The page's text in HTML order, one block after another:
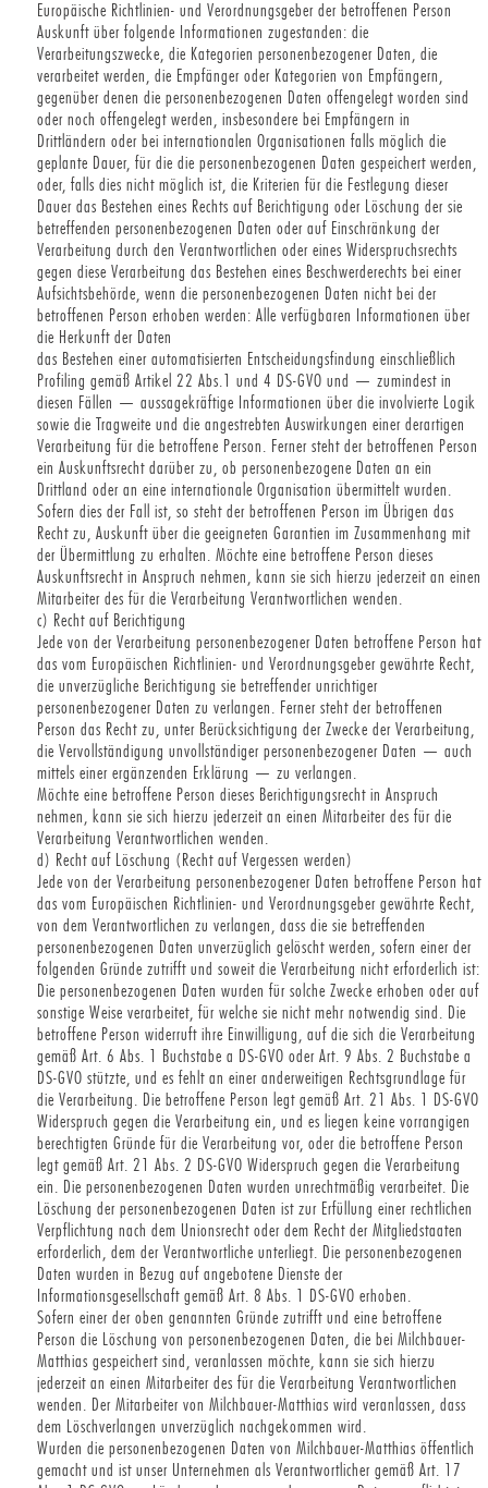
Europäische Richtlinien- und Verordnungsgeber der betroffenen Person
Auskunft über folgende Informationen zugestanden: die
Verarbeitungszwecke, die Kategorien personenbezogener Daten, die
verarbeitet werden, die Empfänger oder Kategorien von Empfängern,
gegenüber denen die personenbezogenen Daten offengelegt worden sind
oder noch offengelegt werden, insbesondere bei Empfängern in
Drittländern oder bei internationalen Organisationen falls möglich die
geplante Dauer, für die die personenbezogenen Daten gespeichert werden,
oder, falls dies nicht möglich ist, die Kriterien für die Festlegung dieser
Dauer das Bestehen eines Rechts auf Berichtigung oder Löschung der sie
betreffenden personenbezogenen Daten oder auf Einschränkung der
Verarbeitung durch den Verantwortlichen oder eines Widerspruchsrechts
gegen diese Verarbeitung das Bestehen eines Beschwerderechts bei einer
Aufsichtsbehörde, wenn die personenbezogenen Daten nicht bei der
betroffenen Person erhoben werden: Alle verfügbaren Informationen über
die Herkunft der Daten
das Bestehen einer automatisierten Entscheidungsfindung einschließlich
Profiling gemäß Artikel 22 Abs.1 und 4 DS-GVO und — zumindest in
diesen Fällen — aussagekräftige Informationen über die involvierte Logik
sowie die Tragweite und die angestrebten Auswirkungen einer derartigen
Verarbeitung für die betroffene Person. Ferner steht der betroffenen Person
ein Auskunftsrecht darüber zu, ob personenbezogene Daten an ein
Drittland oder an eine internationale Organisation übermittelt wurden.
Sofern dies der Fall ist, so steht der betroffenen Person im Übrigen das
Recht zu, Auskunft über die geeigneten Garantien im Zusammenhang mit
der Übermittlung zu erhalten. Möchte eine betroffene Person dieses
Auskunftsrecht in Anspruch nehmen, kann sie sich hierzu jederzeit an einen
Mitarbeiter des für die Verarbeitung Verantwortlichen wenden.
c) Recht auf Berichtigung
Jede von der Verarbeitung personenbezogener Daten betroffene Person hat
das vom Europäischen Richtlinien- und Verordnungsgeber gewährte Recht,
die unverzügliche Berichtigung sie betreffender unrichtiger
personenbezogener Daten zu verlangen. Ferner steht der betroffenen
Person das Recht zu, unter Berücksichtigung der Zwecke der Verarbeitung,
die Vervollständigung unvollständiger personenbezogener Daten — auch
mittels einer ergänzenden Erklärung — zu verlangen.
Möchte eine betroffene Person dieses Berichtigungsrecht in Anspruch
nehmen, kann sie sich hierzu jederzeit an einen Mitarbeiter des für die
Verarbeitung Verantwortlichen wenden.
d) Recht auf Löschung (Recht auf Vergessen werden)
Jede von der Verarbeitung personenbezogener Daten betroffene Person hat
das vom Europäischen Richtlinien- und Verordnungsgeber gewährte Recht,
von dem Verantwortlichen zu verlangen, dass die sie betreffenden
personenbezogenen Daten unverzüglich gelöscht werden, sofern einer der
folgenden Gründe zutrifft und soweit die Verarbeitung nicht erforderlich ist:
Die personenbezogenen Daten wurden für solche Zwecke erhoben oder auf
sonstige Weise verarbeitet, für welche sie nicht mehr notwendig sind. Die
betroffene Person widerruft ihre Einwilligung, auf die sich die Verarbeitung
gemäß Art. 6 Abs. 1 Buchstabe a DS-GVO oder Art. 9 Abs. 2 Buchstabe a
DS-GVO stützte, und es fehlt an einer anderweitigen Rechtsgrundlage für
die Verarbeitung. Die betroffene Person legt gemäß Art. 21 Abs. 1 DS-GVO
Widerspruch gegen die Verarbeitung ein, und es liegen keine vorrangigen
berechtigten Gründe für die Verarbeitung vor, oder die betroffene Person
legt gemäß Art. 21 Abs. 2 DS-GVO Widerspruch gegen die Verarbeitung
ein. Die personenbezogenen Daten wurden unrechtmäßig verarbeitet. Die
Löschung der personenbezogenen Daten ist zur Erfüllung einer rechtlichen
Verpflichtung nach dem Unionsrecht oder dem Recht der Mitgliedstaaten
erforderlich, dem der Verantwortliche unterliegt. Die personenbezogenen
Daten wurden in Bezug auf angebotene Dienste der
Informationsgesellschaft gemäß Art. 8 Abs. 1 DS-GVO erhoben.
Sofern einer der oben genannten Gründe zutrifft und eine betroffene
Person die Löschung von personenbezogenen Daten, die bei Milchbauer-
Matthias gespeichert sind, veranlassen möchte, kann sie sich hierzu
jederzeit an einen Mitarbeiter des für die Verarbeitung Verantwortlichen
wenden. Der Mitarbeiter von Milchbauer-Matthias wird veranlassen, dass
dem Löschverlangen unverzüglich nachgekommen wird.
Wurden die personenbezogenen Daten von Milchbauer-Matthias öffentlich
gemacht und ist unser Unternehmen als Verantwortlicher gemäß Art. 17